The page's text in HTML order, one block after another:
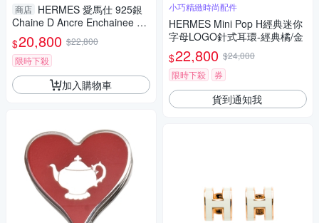
商店 HERMES 愛馬仕 925銀
Chaine D Ancre Enchainee 戒
指 【二手名牌BRAND OFF】
$20,800 $22,800
限時下殺
加入購物車
小巧精緻時尚配件
HERMES Mini Pop H經典迷你
字母LOGO針式耳環-經典橘/金
$22,800 $24,000
限時下殺
券
貨到通知我